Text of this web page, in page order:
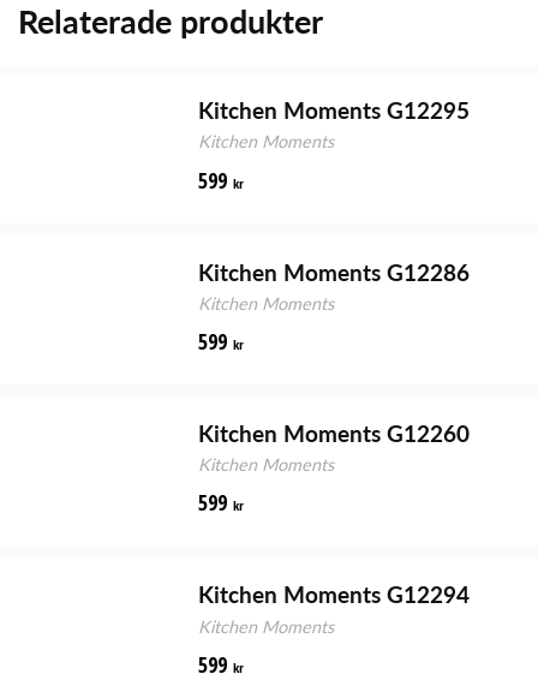
Relaterade produkter
Kitchen Moments G12295
Kitchen Moments
599 kr
Kitchen Moments G12286
Kitchen Moments
599 kr
Kitchen Moments G12260
Kitchen Moments
599 kr
Kitchen Moments G12294
Kitchen Moments
599 kr